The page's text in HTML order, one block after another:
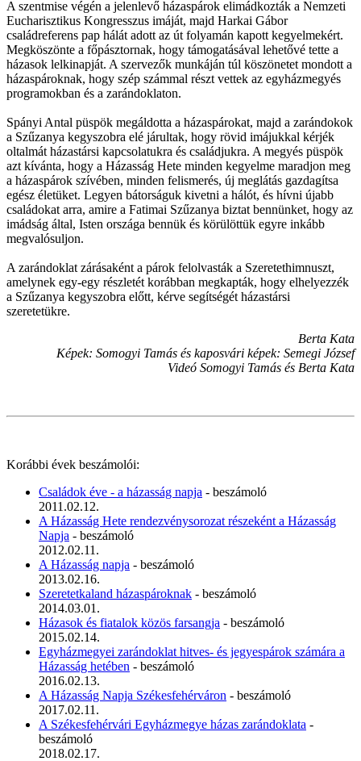
A szentmise végén a jelenlevő házaspárok elimádkozták a Nemzeti
Eucharisztikus Kongresszus imáját, majd Harkai Gábor
családreferens pap hálát adott az út folyamán kapott kegyelmekért.
Megköszönte a főpásztornak, hogy támogatásával lehetővé tette a
házasok lelkinapját. A szervezők munkáján túl köszönetet mondott a
házaspároknak, hogy szép számmal részt vettek az egyházmegyés
programokban és a zarándoklaton.
Spányi Antal püspök megáldotta a házaspárokat, majd a zarándokok
a Szűzanya kegyszobra elé járultak, hogy rövid imájukkal kérjék
oltalmát házastársi kapcsolatukra és családjukra. A megyés püspök
azt kívánta, hogy a Házasság Hete minden kegyelme maradjon meg
a házaspárok szívében, minden felismerés, új meglátás gazdagítsa
egész életüket. Legyen bátorságuk kivetni a hálót, és hívni újabb
családokat arra, amire a Fatimai Szűzanya biztat bennünket, hogy az
imádság által, Isten országa bennük és körülöttük egyre inkább
megvalósuljon.
A zarándoklat zárásaként a párok felolvasták a Szeretethimnuszt,
amelynek egy-egy részletét korábban megkapták, hogy elhelyezzék
a Szűzanya kegyszobra előtt, kérve segítségét házastársi
szeretetükre.
Berta Kata
Képek: Somogyi Tamás és kaposvári képek: Semegi József
Videó Somogyi Tamás és Berta Kata
Korábbi évek beszámolói:
Családok éve - a házasság napja - beszámoló
2011.02.12.
A Házasság Hete rendezvénysorozat részeként a Házasság
Napja - beszámoló
2012.02.11.
A Házasság napja - beszámoló
2013.02.16.
Szeretetkaland házaspároknak - beszámoló
2014.03.01.
Házasok és fiatalok közös farsangja - beszámoló
2015.02.14.
Egyházmegyei zarándoklat hitves- és jegyespárok számára a
Házasság hetében - beszámoló
2016.02.13.
A Házasság Napja Székesfehérváron - beszámoló
2017.02.11.
A Székesfehérvári Egyházmegye házas zarándoklata -
beszámoló
2018.02.17.